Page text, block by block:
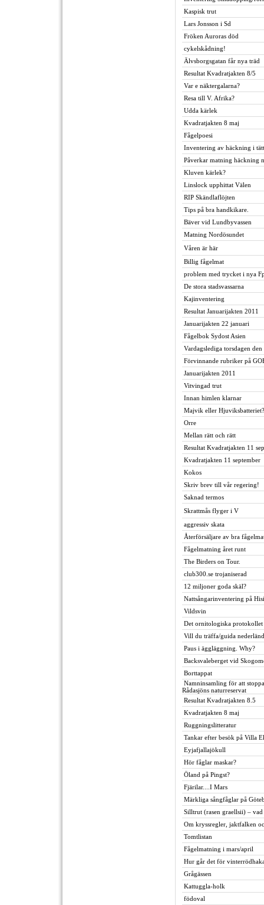
Kaspisk trut
Lars Jonsson i Sd
Fröken Auroras död
cykelskådning!
Älvsborgsgatan får nya träd
Resultat Kvadratjakten 8/5
Var e näktergalarna?
Resa till V. Afrika?
Udda kärlek
Kvadratjakten 8 maj
Fågelpoesi
Inventering av häckning i
Påverkar matning häckning
Kluven kärlek?
Linslock upphittat Välen
RIP Skändlaflöjten
Tips på bra handkikare.
Bäver vid Lundbyvassen
Matning Nordösundet
Våren är här
Billig fågelmat
problem med trycket i nya
De stora stadsvassarna
Kajinventering
Resultat Januarijakten 2011
Januarijakten 22 januari
Fågelbok Sydost Asien
Vardagslediga torsdagen
Förvinnande rubriker på
Januarijakten 2011
Vitvingad trut
Innan himlen klarnar
Majvik eller Hjuviksbatteriet?
Orre
Mellan rätt och rätt
Resultat Kvadratjakten 11
Kvadratjakten 11 september
Kokos
Skriv brev till vår regering!
Saknad termos
Skrattmås flyger i V
aggressiv skata
Återförsäljare av bra
Fågelmatning året runt
The Birders on Tour.
club300.se trojaniserad
12 miljoner goda skäl?
Nattsångarinventering på
Vildsvin
Det ornitologiska protokollet
Vill du träffa/guida
Paus i äggläggning. Why?
Backsvaleberget vid
Borttappat
Namninsamling för att
Rådasjöns naturreservat
Resultat Kvadratjakten 8.5
Kvadratjakten 8 maj
Ruggningslitteratur
Tankar efter besök på Villa
Eyjafjallajökull
Hör fåglar maskar?
Öland på Pingst?
Fjärilar....I Mars
Märkliga sångfåglar på
Silltrut (rasen graellsii) –
Om kryssregler, jaktfalken
Tomtlistan
Fågelmatning i mars/april
Hur går det för
Grågässen
Kattuggla-holk
födoval